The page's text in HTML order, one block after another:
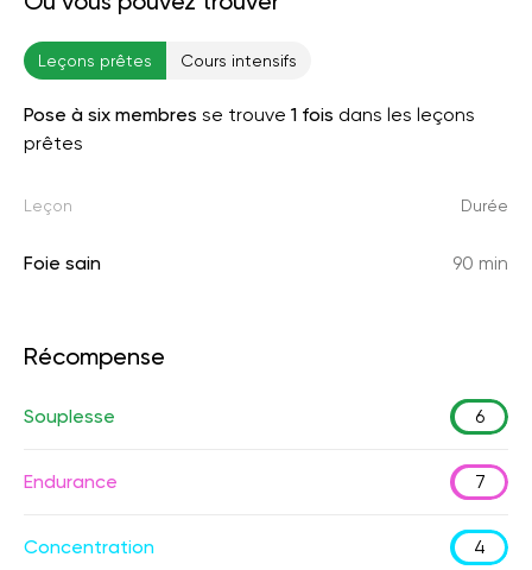
Leçons prêtes Cours intensifs
Pose à six membres se trouve 1 fois dans les leçons
prêtes
Leçon Durée
Foie sain 90 min
Récompense
Souplesse 6
Endurance 7
Concentration 4